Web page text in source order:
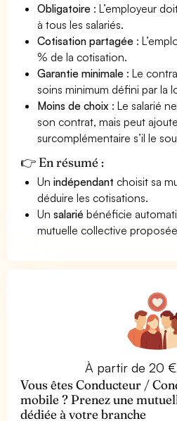
Obligatoire : L’employeur
à tous les salariés.
Cotisation partagée :
% de la cotisation.
Garantie minimale : Le
soins minimum défini par la
Moins de choix : Le salarié
son contrat, mais peut
surcomplémentaire s’il le
👉 En résumé :
Unindépendant choisit sa
déduire les cotisations.
Unsalarié bénéficie
mutuelle collective
À partir de 20
Vous êtes Conducteur /
mobile ? Prenez une
dédiée à votre branche